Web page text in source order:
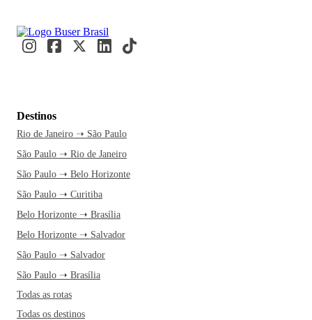
Destinos
Rio de Janeiro ➝ São Paulo
São Paulo ➝ Rio de Janeiro
São Paulo ➝ Belo Horizonte
São Paulo ➝ Curitiba
Belo Horizonte ➝ Brasília
Belo Horizonte ➝ Salvador
São Paulo ➝ Salvador
São Paulo ➝ Brasília
Todas as rotas
Todas os destinos